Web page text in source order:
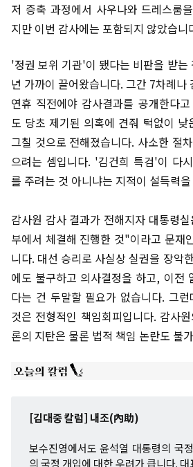
저 증축 과정에서 사우나와 드레스룸
지만 이번 감사에는 포함되지 않았습니
'정권 보위 기관'이 됐다는 비판을 받는
년 가까이 끌어왔습니다. 그간 7차례나
연휴 직전에야 감사결과를 공개한다
도 당초 제기된 의혹에 견줘 턱없이
그칠 것으로 전해졌습니다. 사소한 절
으려는 셈입니다. '김건희 특검'이 다
를 주려는 것 아니냐는 지적이 설득력
감사원 감사 결과가 전해지자 대통령
부에서 체결해 진행한 것"이라고 문재
니다. 대선 승리로 사실상 실권을 장악
에도 불구하고 의사결정을 하고, 이전
다는 건 두말할 필요가 없습니다. 그
것은 전형적인 책임회피입니다. 감사
론의 지탄은 물론 법적 책임 논란도 불
[김대중 칼럼] 내조(內助)
보수진영에서도 윤석열 대통령의 국
의 국정 개입에 대한 우려가 큽니다.